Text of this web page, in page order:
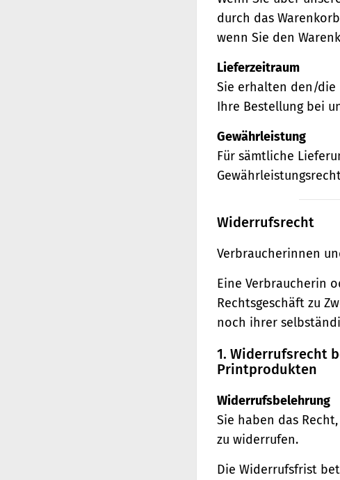
durch das
wenn Sie den
Lieferzeitraum
Sie erhalten den/die
Ihre Bestellung bei
Gewährleistung
Für sämtliche
Widerrufsrecht
Verbraucherinnen
Eine Verbraucherin
Rechtsgeschäft zu
noch ihrer
1. Widerrufsrecht
Printprodukten
Widerrufsbelehrung
Sie haben das
zu widerrufen.
Die Widerrufsfrist